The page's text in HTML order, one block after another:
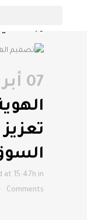
أهمية
07 أبريل
at 15:47h in
Comments